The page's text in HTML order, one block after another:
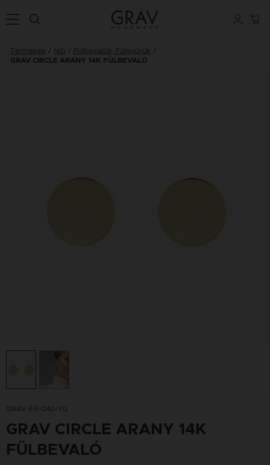
Termékek Női Fülbevalók, Fülgyűrűk
GRAV CIRCLE ARANY 14K FÜLBEVALÓ
GRAV-ER-040-YG
GRAV CIRCLE ARANY 14K
FÜLBEVALÓ